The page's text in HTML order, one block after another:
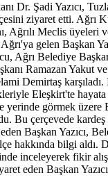
Dr. Şadi Yazıcı,
ziyaret etti. Ağrı
Ağrılı Meclis üyeleri
gelen Başkan
Ağrı Belediye
Ramazan Yakut
Demirtaş karşıladı.
Eleşkirt'te
yerinde görmek üzere
Bu çerçevede
Başkan Yazıcı,
hakkında bilgi aldı.
inceleyerek fikir
eden Başkan